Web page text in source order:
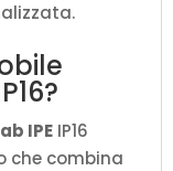
IPE IP16
che combina